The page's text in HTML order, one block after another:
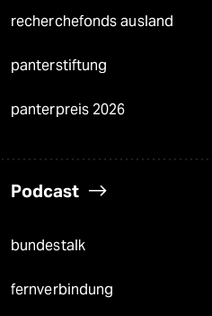
recherchefonds ausland
panterstiftung
panterpreis 2026
Podcast
bundestalk
fernverbindung